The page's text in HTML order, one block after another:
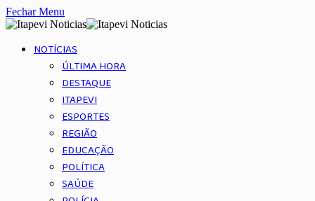
Fechar Menu
NOTÍCIAS
ÚLTIMA HORA
DESTAQUE
ITAPEVI
ESPORTES
REGIÃO
EDUCAÇÃO
POLÍTICA
SAÚDE